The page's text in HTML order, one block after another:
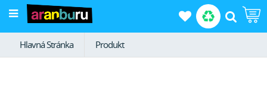
Hlavná Stránka Produkt